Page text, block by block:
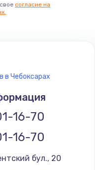
согласие на
в Чебоксарах
16-70
16-70
бул., 20